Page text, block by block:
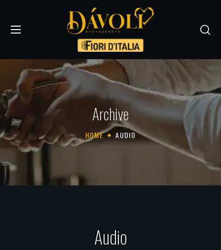
Archive
HOME AUDIO
Audio